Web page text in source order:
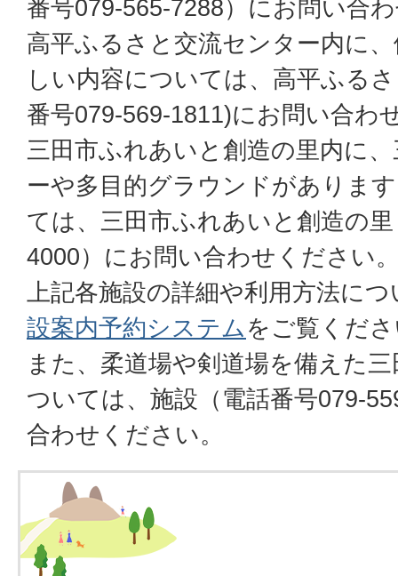
番号079-565-7288）にお問い合
高平ふるさと交流センター内に
しい内容については、高平ふる
番号079-569-1811)にお問い合わ
三田市ふれあいと創造の里内に
ーや多目的グラウンドがありま
ては、三田市ふれあいと創造の
4000）にお問い合わせください
上記各施設の詳細や利用方法に
設案内予約システムをご覧くだ
また、柔道場や剣道場を備えた
ついては、施設（電話番号079-
合わせください。